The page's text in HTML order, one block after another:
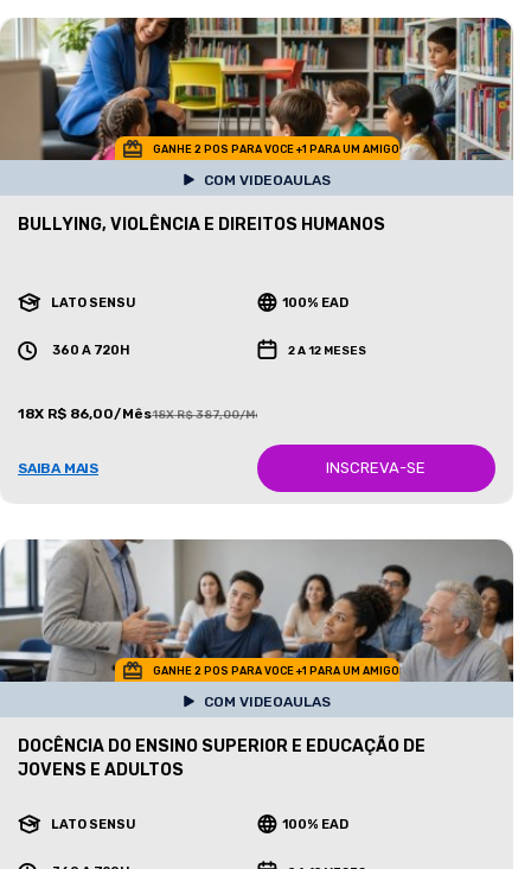
GANHE 2 POS PARA VOCE +1 PARA UM AMIGO
COM VIDEOAULAS
BULLYING, VIOLÊNCIA E DIREITOS HUMANOS
LATO SENSU 100% EAD
360 A 720H 2 A 12 MESES
18X R$ 86,00/Mês18X R$ 387,00/Mês
SAIBA MAIS INSCREVA-SE
GANHE 2 POS PARA VOCE +1 PARA UM AMIGO
COM VIDEOAULAS
DOCÊNCIA DO ENSINO SUPERIOR E EDUCAÇÃO DE
JOVENS E ADULTOS
LATO SENSU 100% EAD